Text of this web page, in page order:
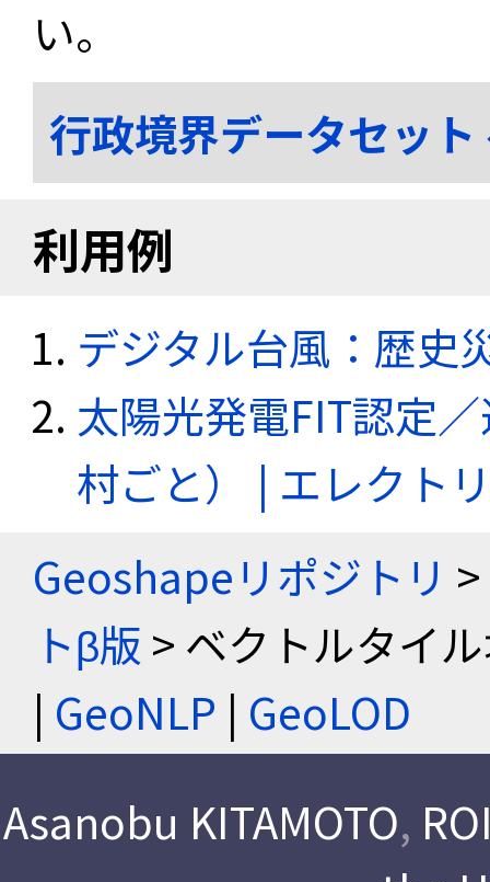
い。
行政境界データセッ
利用例
デジタル台風：歴史
太陽光発電FIT認定
村ごと） | エレクト
Geoshapeリポジトリ >
トβ版 > ベクトルタイ
| GeoNLP | GeoLOD
Asanobu KITAMOTO,